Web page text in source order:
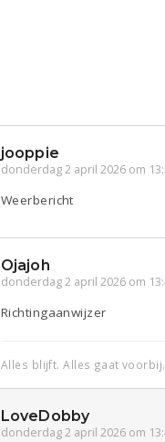
jooppie
donderdag 2 april 2026 om
Weerbericht
Ojajoh
donderdag 2 april 2026 om
Richtingaanwijzer
Alles blijft. Alles gaat
LoveDobby
donderdag 2 april 2026 om